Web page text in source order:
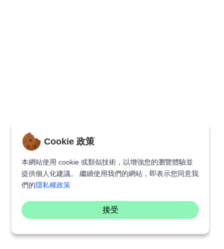
Cookie 政策
本網站使用 cookie 或類似技術，以增強您的瀏覽體驗並
提供個人化建議。 繼續使用我們的網站，即表示您同意我
們的隱私權政策
接受